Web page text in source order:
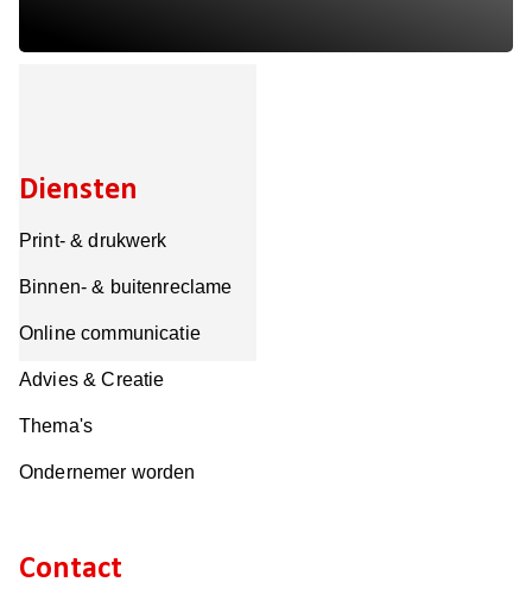
Diensten
Print- & drukwerk
Binnen- & buitenreclame
Online communicatie
Advies & Creatie
Thema's
Ondernemer worden
Contact